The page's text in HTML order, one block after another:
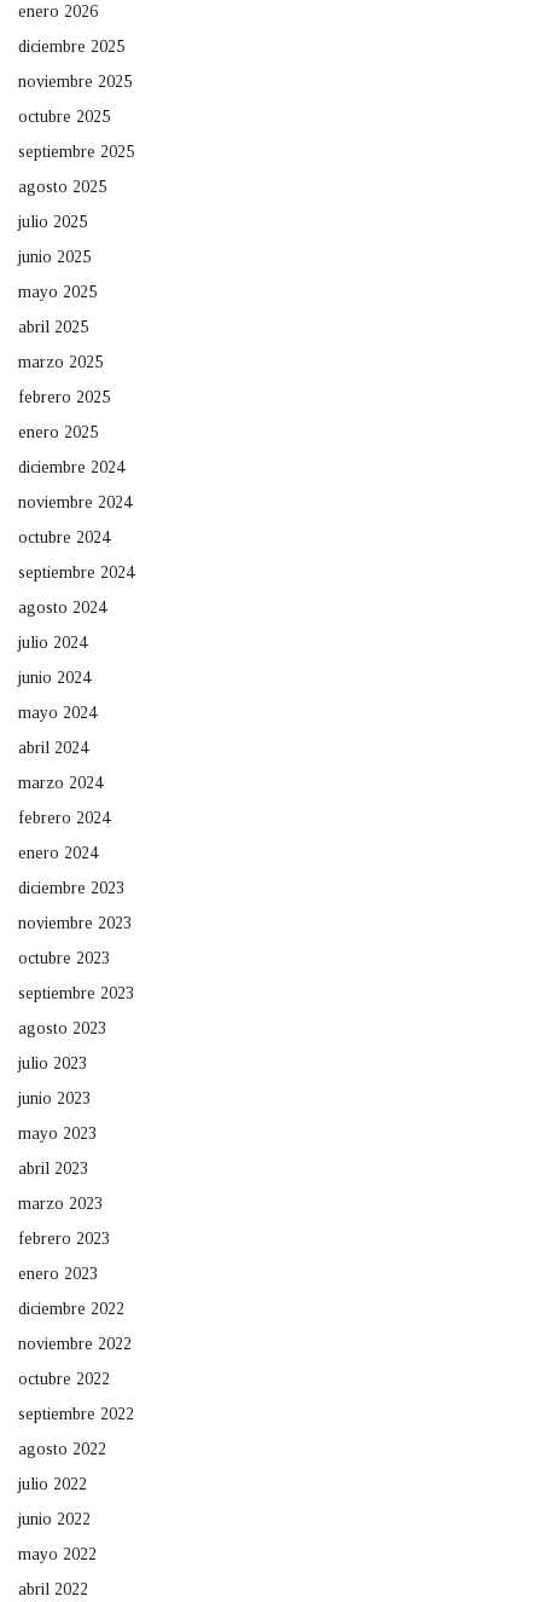
enero 2026
diciembre 2025
noviembre 2025
octubre 2025
septiembre 2025
agosto 2025
julio 2025
junio 2025
mayo 2025
abril 2025
marzo 2025
febrero 2025
enero 2025
diciembre 2024
noviembre 2024
octubre 2024
septiembre 2024
agosto 2024
julio 2024
junio 2024
mayo 2024
abril 2024
marzo 2024
febrero 2024
enero 2024
diciembre 2023
noviembre 2023
octubre 2023
septiembre 2023
agosto 2023
julio 2023
junio 2023
mayo 2023
abril 2023
marzo 2023
febrero 2023
enero 2023
diciembre 2022
noviembre 2022
octubre 2022
septiembre 2022
agosto 2022
julio 2022
junio 2022
mayo 2022
abril 2022